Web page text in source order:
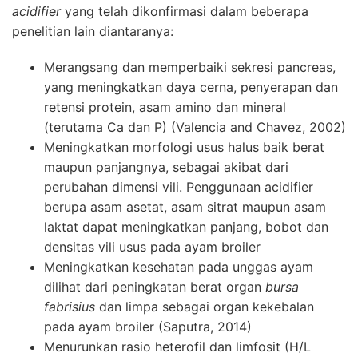
acidifieryang telah dikonfirmasi dalam beberapa
penelitian lain diantaranya:
Merangsang dan memperbaiki sekresi pancreas,
yang meningkatkan daya cerna, penyerapan dan
retensi protein, asam amino dan mineral
(terutama Ca dan P) (Valencia and Chavez, 2002)
Meningkatkan morfologi usus halus baik berat
maupun panjangnya, sebagai akibat dari
perubahan dimensi vili. Penggunaan acidifier
berupa asam asetat, asam sitrat maupun asam
laktat dapat meningkatkan panjang, bobot dan
densitas vili usus pada ayam broiler
Meningkatkan kesehatan pada unggas ayam
dilihat dari peningkatan berat organ bursa
fabrisius dan limpa sebagai organ kekebalan
pada ayam broiler (Saputra, 2014)
Menurunkan rasio heterofil dan limfosit (H/L